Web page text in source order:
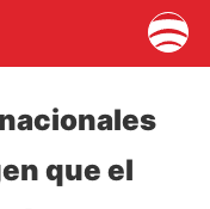
que el